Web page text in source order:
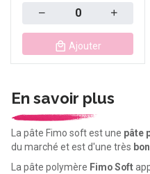
Ajouter
En savoir plus
La pâte Fimo soft est une pâte
du marché et est d'une très
La pâte polymère Fimo Soft